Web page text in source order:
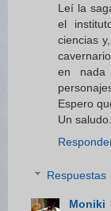
Leí la
el
ciencias
en
Espero
Un saludo.
Respuestas
Moniki